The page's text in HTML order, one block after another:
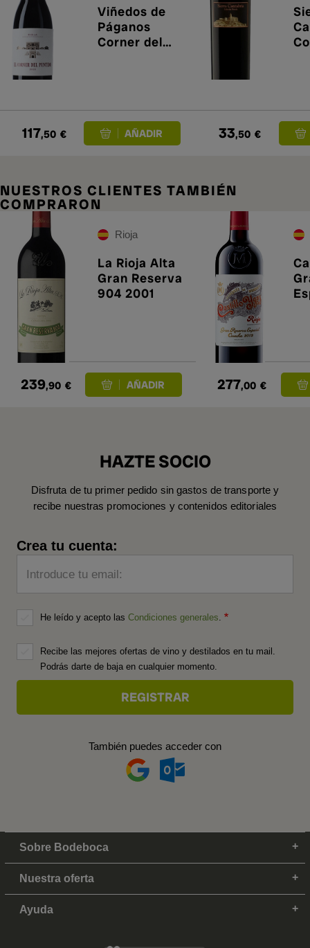
Viñedos de
Páganos
Corner del
117,50 € 33,50 €
NUESTROS CLIENTES TAMBIÉN
COMPRARON
Rioja
La Rioja Alta
Gran Reserva
904 2001
239,90 € 277,00 €
HAZTE SOCIO
Disfruta de tu primer pedido sin gastos de transporte y
recibe nuestras promociones y contenidos editoriales
Crea tu cuenta:
Introduce tu email:
He leído y acepto las Condiciones generales
Recibe las mejores ofertas de vino y destilados en tu mail.
Podrás darte de baja en cualquier momento.
También puedes acceder con
Sobre Bodeboca
Nuestra oferta
Ayuda